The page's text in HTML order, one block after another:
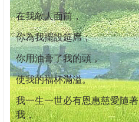
在我敵人面前，
你為我擺設筵席；
你用油膏了我的頭，
使我的福杯滿溢。
我一生一世必有恩惠慈愛隨著
我，